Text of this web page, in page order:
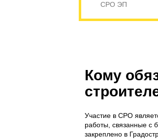
СРО ЭП
Кому
Участие в СРО
работы, связанные с
закреплено в